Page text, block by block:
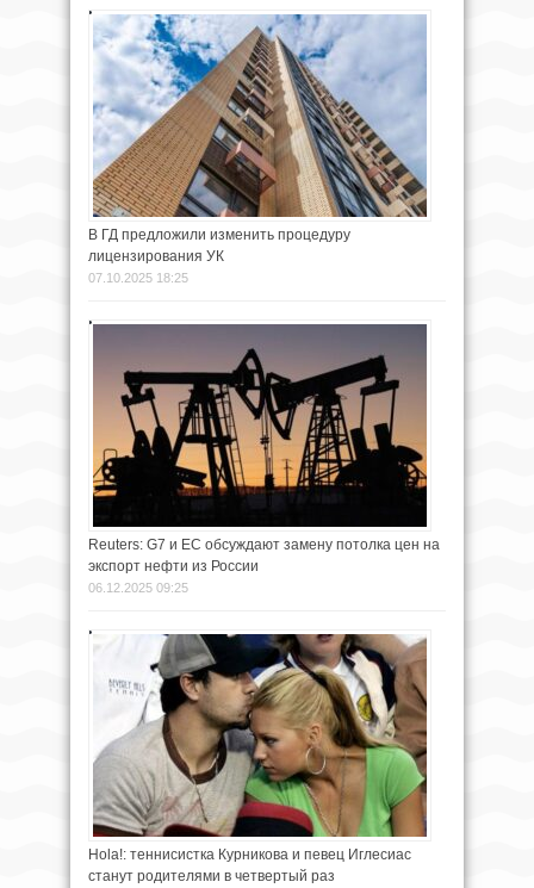
В ГД предложили изменить процедуру
лицензирования УК
07.10.2025 18:25
Reuters: G7 и ЕС обсуждают замену потолка цен на
экспорт нефти из России
06.12.2025 09:25
Hola!: теннисистка Курникова и певец Иглесиас
станут родителями в четвертый раз